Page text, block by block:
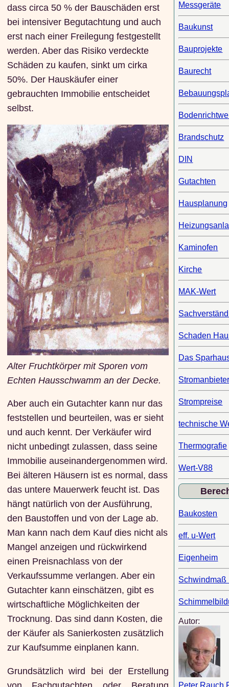
dass circa 50 % der Bauschäden erst
bei intensiver Begutachtung und auch
erst nach einer Freilegung festgestellt
werden. Aber das Risiko verdeckte
Schäden zu kaufen, sinkt um cirka
50%. Der Hauskäufer einer
gebrauchten Immobilie entscheidet
selbst.
Alter Fruchtkörper mit Sporen vom
Echten Hausschwamm an der Decke.
Aber auch ein Gutachter kann nur das
feststellen und beurteilen, was er sieht
und auch kennt. Der Verkäufer wird
nicht unbedingt zulassen, dass seine
Immobilie auseinandergenommen wird.
Bei älteren Häusern ist es normal, dass
das untere Mauerwerk feucht ist. Das
hängt natürlich von der Ausführung,
den Baustoffen und von der Lage ab.
Man kann nach dem Kauf dies nicht als
Mangel anzeigen und rückwirkend
einen Preisnachlass von der
Verkaufssumme verlangen. Aber ein
Gutachter kann einschätzen, gibt es
wirtschaftliche Möglichkeiten der
Trocknung. Das sind dann Kosten, die
der Käufer als Sanierkosten zusätzlich
zur Kaufsumme einplanen kann.
Grundsätzlich wird bei der Erstellung
Messgeräte
Baukunst
Bauprojekte
Baurecht
Brandschutz
DIN
Gutachten
Hausplanung
Kaminofen
Kirche
MAK-Wert
Schaden
Das
Strompreise
technische
Thermografie
Wert-V88
Baukosten
eff. u-Wert
Eigenheim
Schwindmaß
Autor:
Peter Rauch